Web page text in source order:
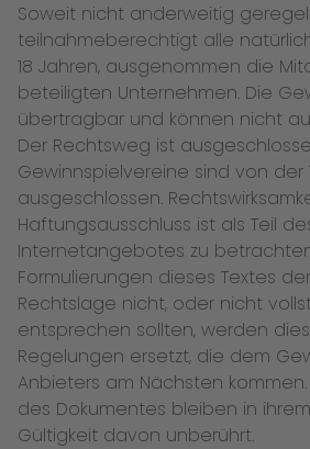
Soweit nicht anderweitig
teilnahmeberechtigt alle
18 Jahren, ausgenommen die
beteiligten Unternehmen. Die
übertragbar und können nicht
Der Rechtsweg ist
Gewinnspielvereine sind von der
ausgeschlossen.
Haftungsausschluss ist als Teil
Internetangebotes zu
Formulierungen dieses Textes
Rechtslage nicht, oder nicht
entsprechen sollten, werden
Regelungen ersetzt, die dem
Anbieters am Nächsten
des Dokumentes bleiben in
Gültigkeit davon unberührt.